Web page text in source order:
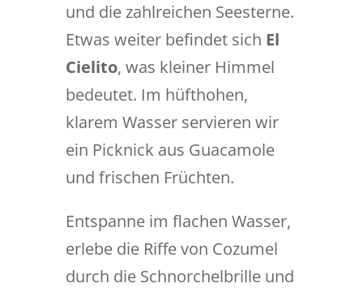
und die zahlreichen Seesterne.
Etwas weiter befindet sich El
Cielito, was kleiner Himmel
bedeutet. Im hüfthohen,
klarem Wasser servieren wir
ein Picknick aus Guacamole
und frischen Früchten.
Entspanne im flachen Wasser,
erlebe die Riffe von Cozumel
durch die Schnorchelbrille und